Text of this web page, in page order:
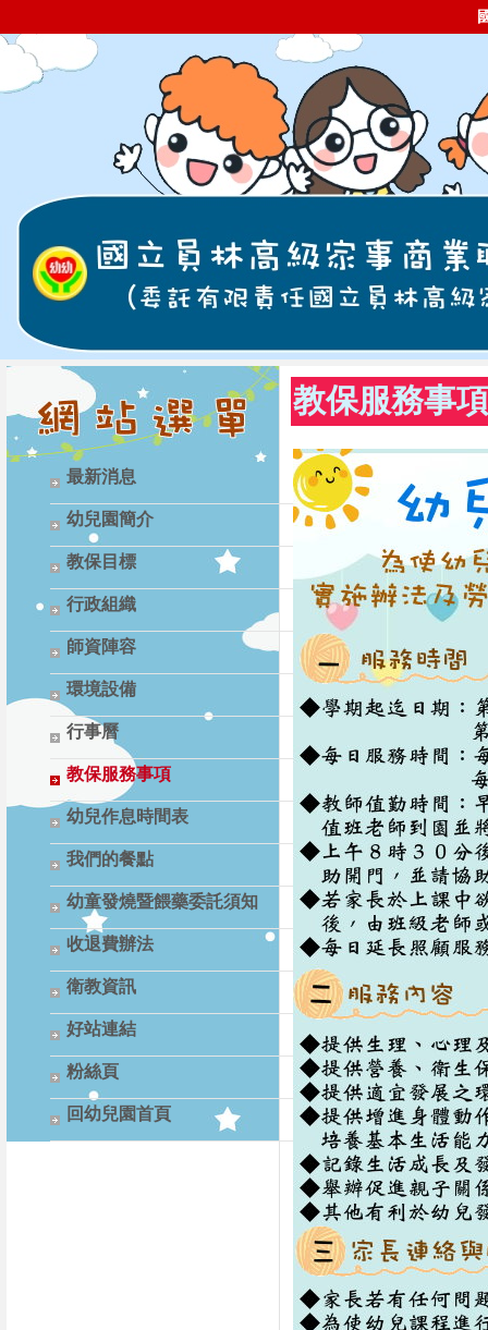
最新消息
幼兒園簡介
教保目標
行政組織
師資陣容
環境設備
行事曆
教保服務事項
幼兒作息時間表
我們的餐點
幼童發燒暨餵藥委託須知
收退費辦法
衛教資訊
好站連結
粉絲頁
回幼兒園首頁
教保服務事項